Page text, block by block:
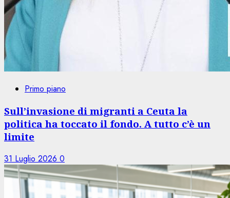
Primo piano
Sull’invasione di migranti a Ceuta la
politica ha toccato il fondo. A tutto c’è un
limite
31 Luglio 2026 0